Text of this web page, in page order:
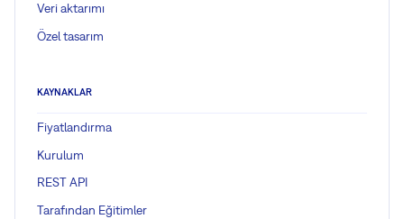
Veri aktarımı
Özel tasarım
KAYNAKLAR
Fiyatlandırma
Kurulum
REST API
Tarafından Eğitimler